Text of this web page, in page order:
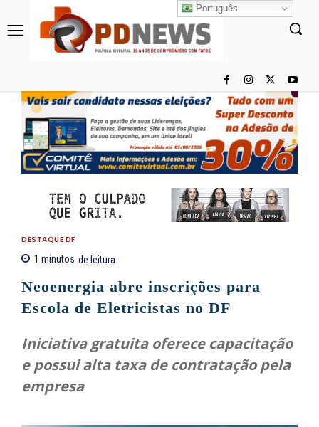
DESTAQUE DF
1 minutos de leitura
Neoenergia abre inscrições para
Escola de Eletricistas no DF
Iniciativa gratuita oferece capacitação
e possui alta taxa de contratação pela
empresa
Português